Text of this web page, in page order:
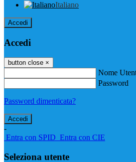
Italiano
Accedi
Accedi
button close ×
Nome
Password
Password dimenticata?
-
Entra con SPID Entra con CIE
Seleziona utente